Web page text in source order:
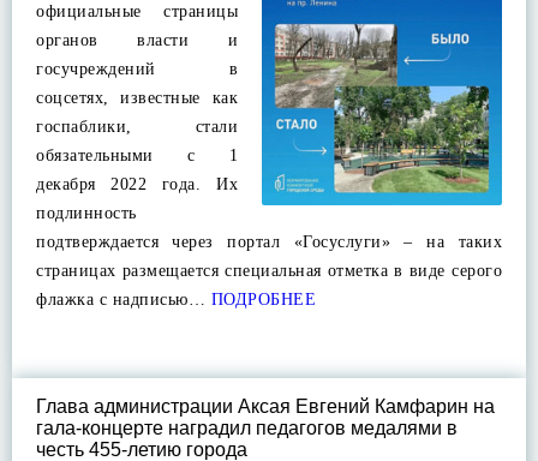
официальные страницы
органов власти и
госучреждений в
соцсетях, известные как
госпаблики, стали
обязательными с 1
декабря 2022 года. Их
подлинность
подтверждается через портал «Госуслуги» – на таких
страницах размещается специальная отметка в виде серого
флажка с надписью… ПОДРОБНЕЕ
Глава администрации Аксая Евгений Камфарин на
гала-концерте наградил педагогов медалями в
честь 455-летию города